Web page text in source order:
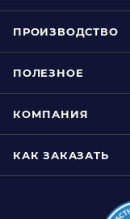
ПРОИЗВОДСТВО
ПОЛЕЗНОЕ
КОМПАНИЯ
КАК ЗАКАЗАТЬ